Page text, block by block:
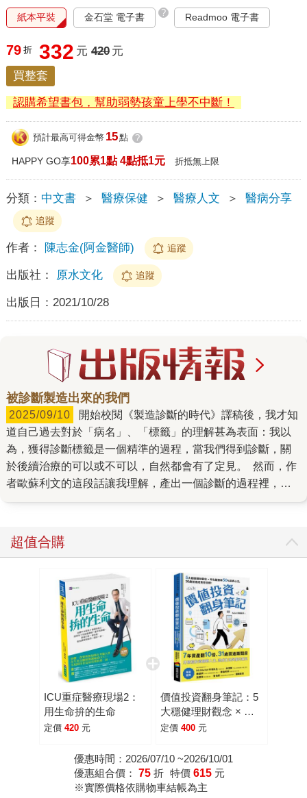
紙本平裝 金石堂 電子書 ? Readmoo 電子書
79 折 332 元 420 元
買整套
認購希望書包，幫助弱勢孩童上學不中斷！
預計最高可得金幣 15點 ?
HAPPY GO享100累1點 4點抵1元 折抵無上限
分類： 中文書 ＞ 醫療保健 ＞ 醫療人文 ＞ 醫病分享
追蹤
作者： 陳志金(阿金醫師) 追蹤
出版社： 原水文化 追蹤
出版日： 2021/10/28
被診斷製造出來的我們
2025/09/10
道自己過去對於「病名」、「標籤」的理解甚為表面：我以
為，獲得診斷標籤是一個精準的過程，當我們得到診斷，關
於後續治療的可以或不可以，自然都會有了定見。 然而，作
者歐蘇利文的這段話讓我理解，產出一個診斷的過程裡，其
診斷同樣既是科學，也是藝術，但和診斷不一樣的是，科學
必須在先。」 作者在書中訪談了各種病症與患者案例，為的
影響層面也遠超乎想像。而且，診斷既能解釋我們的痛苦，
幫助我們找到歸屬，但同樣也能把我們困在框架裡，甚至改
變整個社會的想像。 歐蘇利文是一位腦神經專科醫師，先前
曾以《腦內風暴》獲得英國惠康圖書獎，她的論述總能精
準、犀利地直擊核心，但這本書卻意外地帶著一種同理的溫
暖。她以「亨丁頓舞蹈症」作為第一章案例，這是一種無法
失能、難以控制情緒的問題。瓦倫蒂娜因為母親確診，人生
被恐懼壟罩了整整二十多年卻不敢做基因檢測，每一次生活
然面對陽性結果，傷痛過後開始積極規劃人生。 那麼問題來
了，如果得知自己有一半的機率罹患亨丁頓舞蹈症，你會不
會去做診斷？是否要讓尚未發病的人生就此帶著標籤，蒙上
超值合購
ICU重症醫療現場2：
用生命拚的生命
定價 420 元
價值投資翻身筆記：5
大穩健理財觀念 × 年
化報酬率50％投資心
目標！
定價 400 元
優惠時間：2026/07/10 ~2026/10/01
優惠組合價： 75 折 特價 615 元
※實際價格依購物車結帳為主